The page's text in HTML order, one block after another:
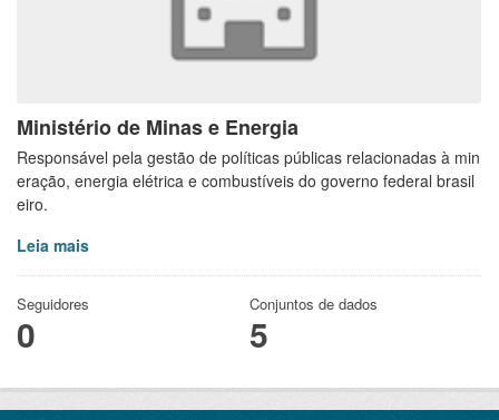
Ministério de Minas e Energia
Responsável pela gestão de políticas públicas relacionadas à min
eração, energia elétrica e combustíveis do governo federal brasil
eiro.
Leia mais
Seguidores
0
Conjuntos de dados
5